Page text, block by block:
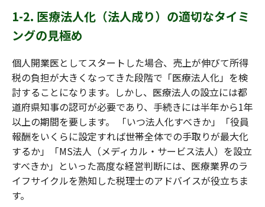
1-2. 医療法人化（法人成り）の適切なタイミ
ングの見極め
個人開業医としてスタートした場合、売上が伸びて所得
税の負担が大きくなってきた段階で「医療法人化」を検
討することになります。しかし、医療法人の設立には都
道府県知事の認可が必要であり、手続きには半年から1年
以上の期間を要します。 「いつ法人化すべきか」「役員
報酬をいくらに設定すれば世帯全体での手取りが最大化
するか」「MS法人（メディカル・サービス法人）を設立
すべきか」といった高度な経営判断には、医療業界のラ
イフサイクルを熟知した税理士のアドバイスが役立ちま
す。